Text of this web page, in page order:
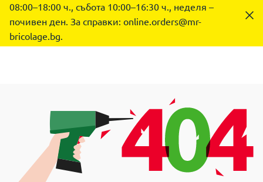
08:00–18:00 ч., събота 10:00–16:30 ч., неделя –
почивен ден. За справки: online.orders@mr-
bricolage.bg.